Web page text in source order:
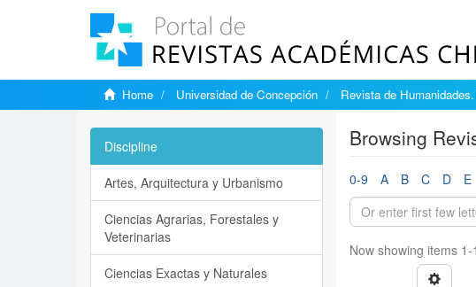
Home Universidad de Concepción Revista de
Browsing
0-9 A B C D E
Now showing items 1-
Discipline
Artes, Arquitectura y Urbanismo
Ciencias Agrarias, Forestales y
Veterinarias
Ciencias Exactas y Naturales